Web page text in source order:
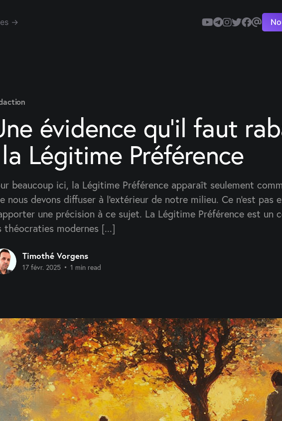
→
évidence qu'il faut
Légitime Préférence
beaucoup ici, la Légitime Préférence apparaît seulement
nous devons diffuser à l'extérieur de notre milieu. Ce n'est pas
une précision à ce sujet. La Légitime Préférence est un
théocraties modernes [...]
Timothé Vorgens
17 févr. 2025 • 1 min read